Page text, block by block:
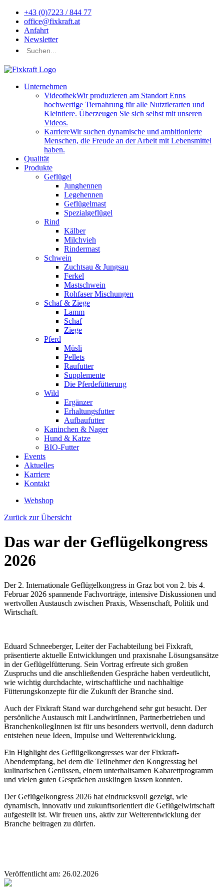
+43 (0)7223 / 844 77
office@fixkraft.at
Anfahrt
Newsletter
Unternehmen
VideothekWir produzieren am Standort Enns
hochwertige Tiernahrung für alle Nutztierarten und
Kleintiere. Überzeugen Sie sich selbst mit unseren
Videos.
KarriereWir suchen dynamische und ambitionierte
Menschen, die Freude an der Arbeit mit Lebensmittel
haben.
Qualität
Produkte
Geflügel
Junghennen
Legehennen
Geflügelmast
Spezialgeflügel
Rind
Kälber
Milchvieh
Rindermast
Schwein
Zuchtsau & Jungsau
Ferkel
Mastschwein
Rohfaser Mischungen
Schaf & Ziege
Lamm
Schaf
Ziege
Pferd
Müsli
Pellets
Raufutter
Supplemente
Die Pferdefütterung
Wild
Ergänzer
Erhaltungsfutter
Aufbaufutter
Kaninchen & Nager
Hund & Katze
BIO-Futter
Events
Aktuelles
Karriere
Kontakt
Webshop
Zurück zur Übersicht
Das war der Geflügelkongress
2026
Der 2. Internationale Geflügelkongress in Graz bot von 2. bis 4.
Februar 2026 spannende Fachvorträge, intensive Diskussionen und
wertvollen Austausch zwischen Praxis, Wissenschaft, Politik und
Wirtschaft.
Eduard Schneeberger, Leiter der Fachabteilung bei Fixkraft,
präsentierte aktuelle Entwicklungen und praxisnahe Lösungsansätze
in der Geflügelfütterung. Sein Vortrag erfreute sich großen
Zuspruchs und die anschließenden Gespräche haben verdeutlicht,
wie wichtig durchdachte, wirtschaftliche und nachhaltige
Fütterungskonzepte für die Zukunft der Branche sind.
Auch der Fixkraft Stand war durchgehend sehr gut besucht. Der
persönliche Austausch mit LandwirtInnen, Partnerbetrieben und
BranchenkollegInnen ist für uns besonders wertvoll, denn dadurch
entstehen neue Ideen, Impulse und Weiterentwicklung.
Ein Highlight des Geflügelkongresses war der Fixkraft-
Abendempfang, bei dem die Teilnehmer den Kongresstag bei
kulinarischen Genüssen, einem unterhaltsamen Kabarettprogramm
und vielen guten Gesprächen ausklingen lassen konnten.
Der Geflügelkongress 2026 hat eindrucksvoll gezeigt, wie
dynamisch, innovativ und zukunftsorientiert die Geflügelwirtschaft
aufgestellt ist. Wir freuen uns, aktiv zur Weiterentwicklung der
Branche beitragen zu dürfen.
Veröffentlicht am: 26.02.2026